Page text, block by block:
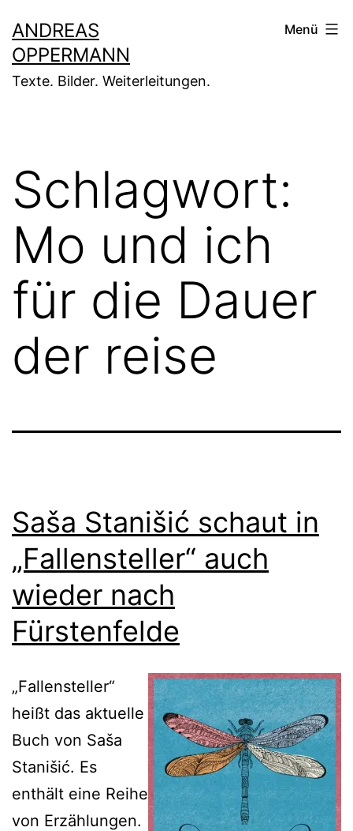
Inhalt
springen
ANDREAS
OPPERMANN
Texte. Bilder. Weiterleitungen.
Menü
Schlagwort:
Mo und ich
für die Dauer
der reise
Saša Stanišić schaut in
„Fallensteller“ auch
wieder nach
Fürstenfelde
„Fallensteller“
heißt das aktuelle
Buch von Saša
Stanišić. Es
enthält eine Reihe
von Erzählungen.